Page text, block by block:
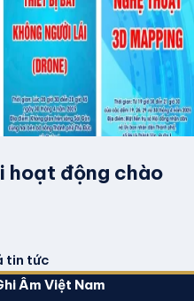
hoạt động chào
tin tức
Âm Việt Nam